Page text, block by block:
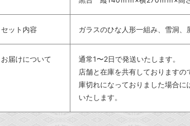
セット内容 ガラスのひな人形一組み、雪洞、
お届けについて
通常1〜2日で発送いたします。
店舗と在庫を共有しておりますの
庫切れになっておりました場合に
いたします。